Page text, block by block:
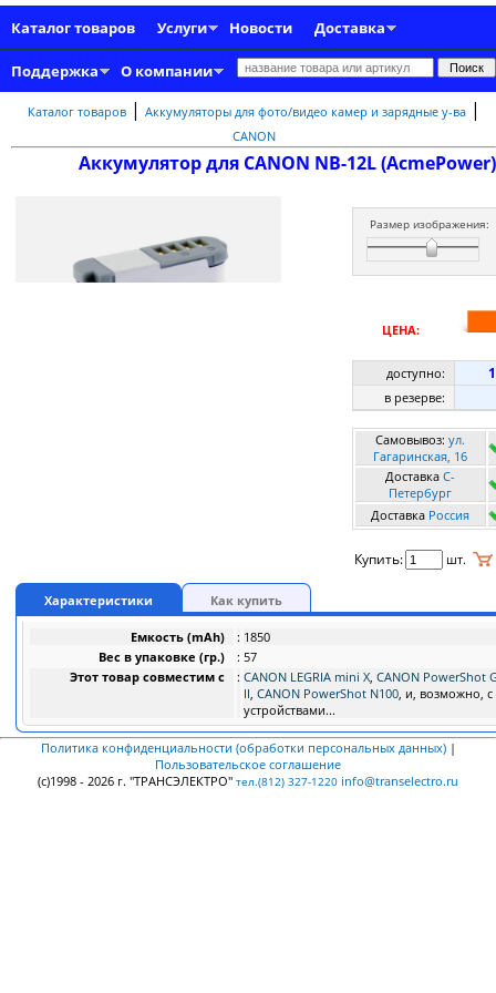
Каталог товаров Услуги Новости Доставка
Поддержка О компании
Каталог товаров| Аккумуляторы для фото/видео камер и зарядные у-ва|
CANON
Аккумулятор для CANON NB-12L (AcmePower)
Размер изображения:
ЦЕНА:
доступно:
в резерве:
Самовывоз: ул.
Гагаринская, 16
Доставка C-
Петербург
Доставка Россия
Купить: шт.
Характеристики Как купить
Емкость (mAh) : 1850
Вес в упаковке (гр.)
: 57
Этот товар совместим с
: CANON LEGRIA mini X, CANON PowerShot
II, CANON PowerShot N100, и, возможно,
устройствами...
Политика конфиденциальности (обработки персональных данных) |
Пользовательское соглашение
(c)1998 - 2026 г. "ТРАНСЭЛЕКТРО" тел.(812) 327-1220 info@transelectro.ru